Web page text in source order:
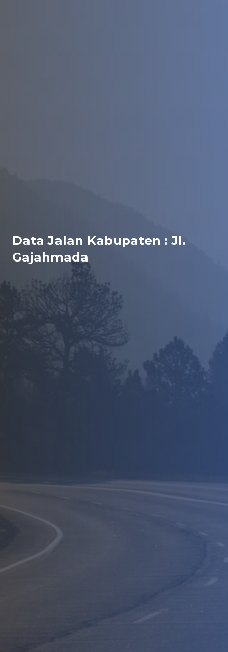
Data Jalan Kabupaten : Jl.
Gajahmada